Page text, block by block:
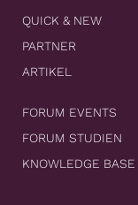
QUICK & NEW
PARTNER
ARTIKEL
FORUM EVENTS
FORUM STUDIEN
KNOWLEDGE BASE